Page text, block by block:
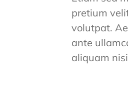
pretium
volutpat.
ante
aliquam